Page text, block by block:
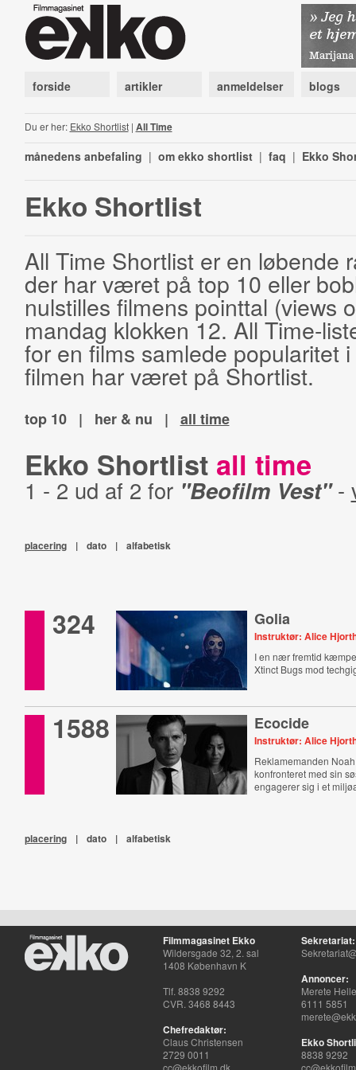
forside artikler anmeldelser blogs
Du er her: Ekko Shortlist| All Time
månedens anbefaling | om ekko shortlist | faq | Ekko
Ekko Shortlist
All Time Shortlist er en løbende
der har været på top 10 eller
nulstilles filmens pointtal (views
mandag klokken 12. All Time-
for en films samlede popularitet
filmen har været på Shortlist.
top 10 | her & nu | all time
Ekko Shortlist all time
1 - 2 ud af 2 for "Beofilm Vest"-
placering | dato | alfabetisk
324 Golia
Instruktør: Alice
I en nær fremtid
Xtinct Bugs mod
1588 Ecocide
Instruktør: Alice
Reklamemanden
konfronteret med sin
engagerer sig i et
placering | dato | alfabetisk
Filmmagasinet Ekko
Wildersgade 32, 2. sal
1408 København K
Tlf. 8838 9292
CVR. 3468 8443
Chefredaktør:
Claus Christensen
2729 0011
cc@ekkofilm.dk
Sekretariat:
Annoncer:
Merete
6111 5851
Ekko
8838 9292